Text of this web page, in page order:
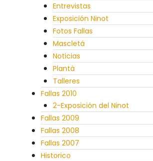
Entrevistas
Exposición Ninot
Fotos Fallas
Mascletá
Noticias
Plantà
Talleres
Fallas 2010
2-Exposición del Ninot
Fallas 2009
Fallas 2008
Fallas 2007
Historico